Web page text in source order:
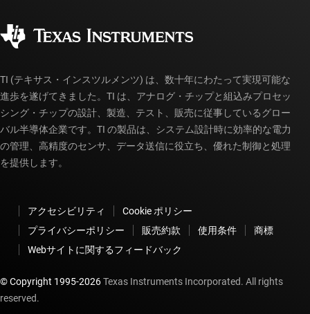
myTI アカウントの FAQ
TI (テキサス・インスツルメンツ) は、数十年にわたって実現可能な
進歩を遂げてきました。TI は、アナログ・チップと組込みプロセッ
シング・チップの設計、製造、テスト、販売に従事しているグロー
バル半導体企業です。TI の製品は、システム設計時に効率的な電力
の管理、高精度のセンサ、データ送信に役立ち、優れた制御と処理
を提供します。
アクセシビリティ
Cookie ポリシー
プライバシーポリシー
販売約款 使用条件
商標
Webサイトに関するフィードバック
© Copyright 1995-2026Texas Instruments Incorporated. All rights
reserved.